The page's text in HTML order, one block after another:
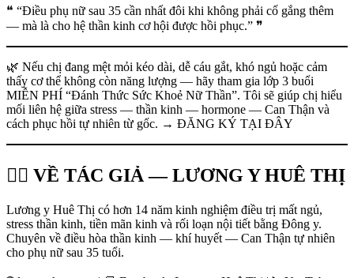
❝ “Điều phụ nữ sau 35 cần nhất đôi khi không phải cố gắng thêm
— mà là cho hệ thần kinh cơ hội được hồi phục.” ❞
🌿 Nếu chị đang mệt mỏi kéo dài, dễ cáu gắt, khó ngủ hoặc cảm
thấy cơ thể không còn năng lượng — hãy tham gia lớp 3 buổi
MIỄN PHÍ “Đánh Thức Sức Khoẻ Nữ Thần”. Tôi sẽ giúp chị hiểu
mối liên hệ giữa stress — thần kinh — hormone — Can Thận và
cách phục hồi tự nhiên từ gốc. → ĐĂNG KÝ TẠI ĐÂY
👩‍⚕️ VỀ TÁC GIẢ — LƯƠNG Y HUÊ THỊ
Lương y Huê Thị có hơn 14 năm kinh nghiệm điều trị mất ngủ,
stress thần kinh, tiền mãn kinh và rối loạn nội tiết bằng Đông y.
Chuyên về điều hòa thần kinh — khí huyết — Can Thận tự nhiên
cho phụ nữ sau 35 tuổi.